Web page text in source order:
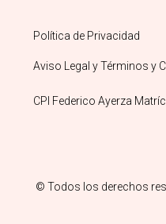
Política de Privacidad
Aviso Legal y Términos y
CPI Federico Ayerza
© Todos los derechos